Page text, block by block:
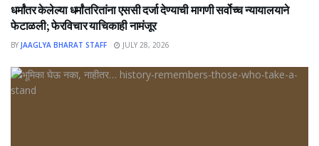
धर्मांतर केलेल्या धर्मांतरितांना एससी दर्जा देण्याची मागणी सर्वोच्च न्यायालयाने
फेटाळली; फेरविचार याचिकाही नामंजूर
BY JAAGLYA BHARAT STAFF JULY 28, 2026